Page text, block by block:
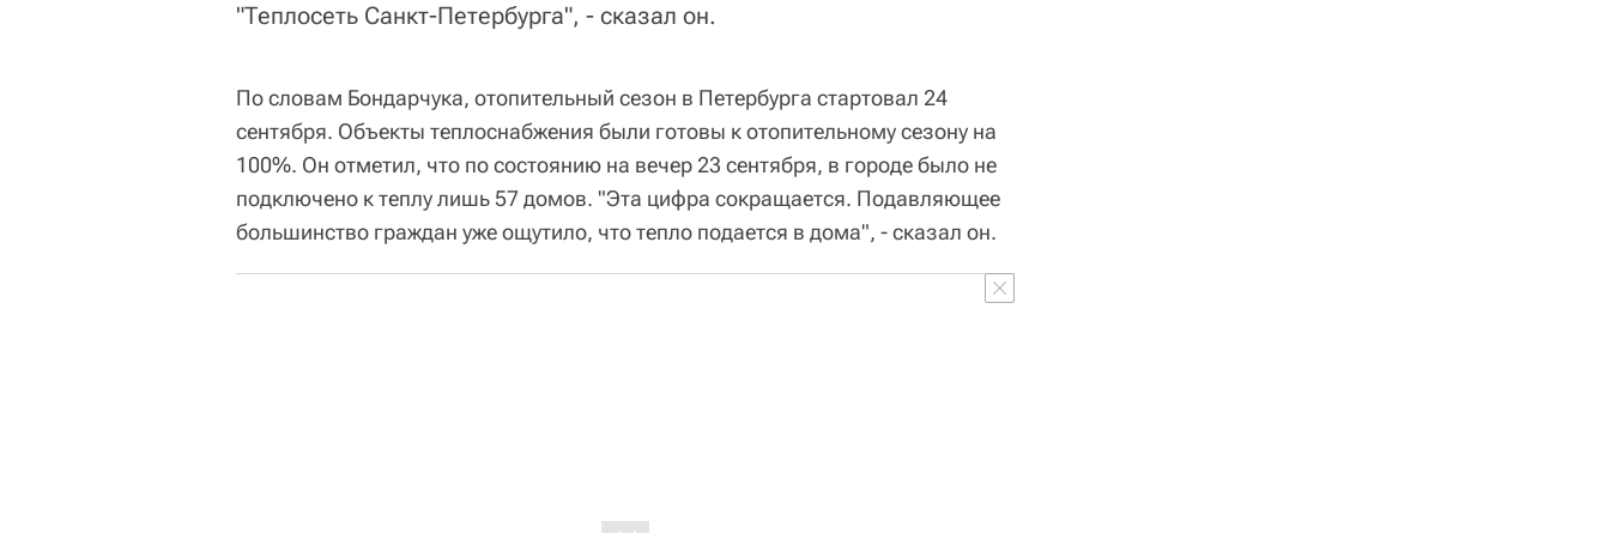
"Теплосеть Санкт-Петербурга", - сказал он.
По словам Бондарчука, отопительный сезон в Петербурга стартовал 24
сентября. Объекты теплоснабжения были готовы к отопительному сезону на
100%. Он отметил, что по состоянию на вечер 23 сентября, в городе было не
подключено к теплу лишь 57 домов. "Эта цифра сокращается. Подавляющее
большинство граждан уже ощутило, что тепло подается в дома", - сказал он.